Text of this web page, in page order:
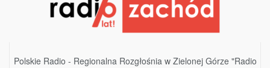
Polskie Radio - Regionalna Rozgłośnia w Zielonej Górze "Radio